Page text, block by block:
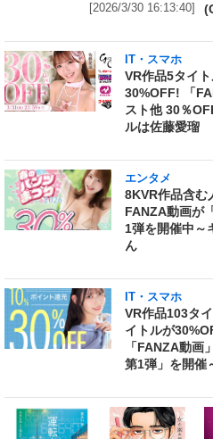
[2026/3/30 16:13:40]
IT・スマホ
VR作品5タイ
30%OFF! 「
スト他 30％
ルは佐藤愛瑠
エンタメ
8KVR作品含む
FANZA動画が
1弾を開催中～
ん
IT・スマホ
VR作品103タ
イトルが
「FANZA動画
第1弾」を開催